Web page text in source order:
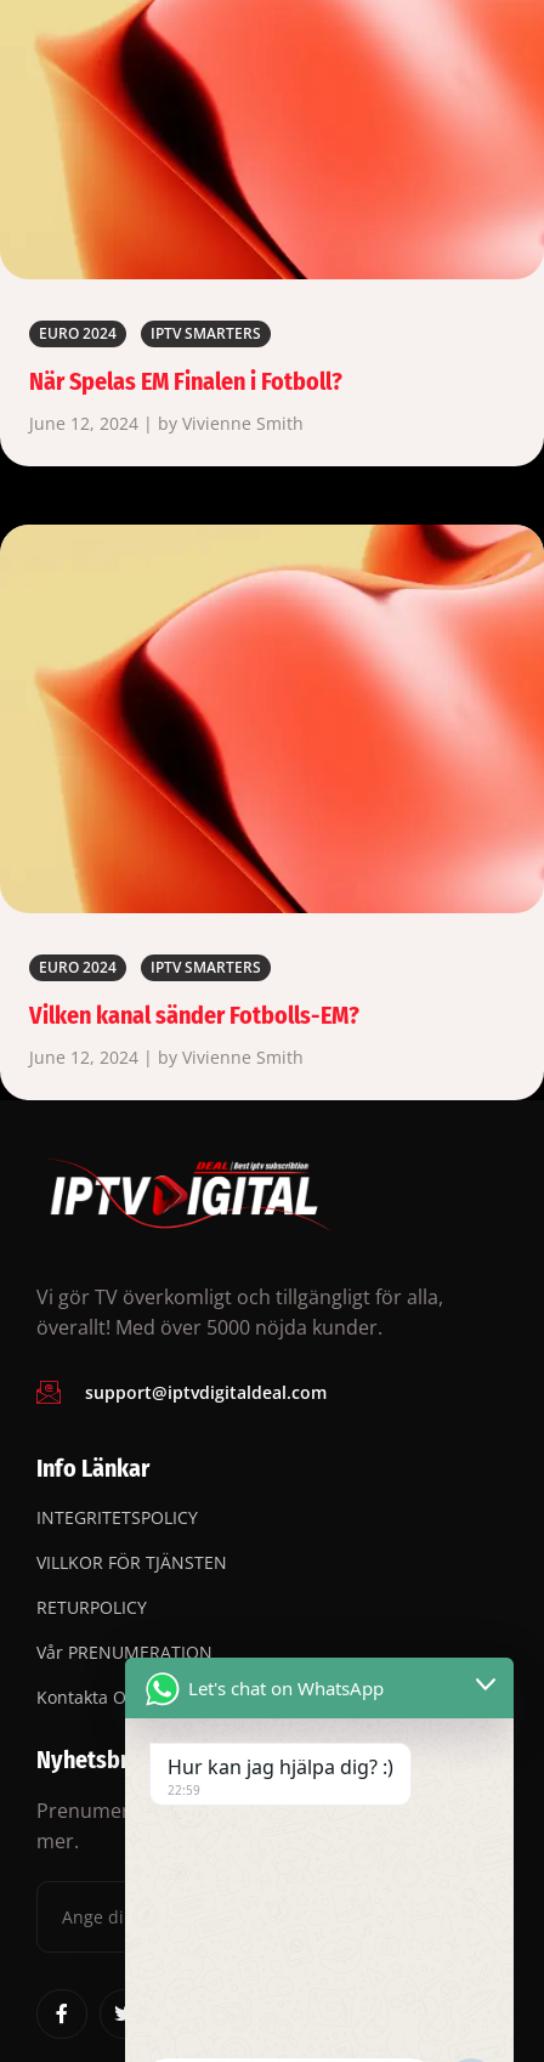
EURO 2024 IPTV SMARTERS
När Spelas EM Finalen i Fotboll?
June 12, 2024 | by Vivienne Smith
EURO 2024 IPTV SMARTERS
Vilken kanal sänder Fotbolls-EM?
June 12, 2024 | by Vivienne Smith
Vi gör TV överkomligt och tillgängligt för alla,
överallt! Med över 5000 nöjda kunder.
support@iptvdigitaldeal.com
Info Länkar
INTEGRITETSPOLICY
VILLKOR FÖR TJÄNSTEN
RETURPOLICY
Vår PRENUMERATION
Kontakta OSS
Nyhetsbrev
Prenumerera på vårt nyhetsbrev för rabatter och
mer.
Let's chat on WhatsApp
Hur kan jag hjälpa dig? :)
22:59